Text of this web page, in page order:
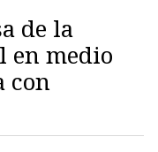
de la
en medio
con